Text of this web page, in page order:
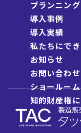
プランニン
導入事例
導入実績
私たちにで
お知らせ
お問い合わせ
ショールー
知的財産権